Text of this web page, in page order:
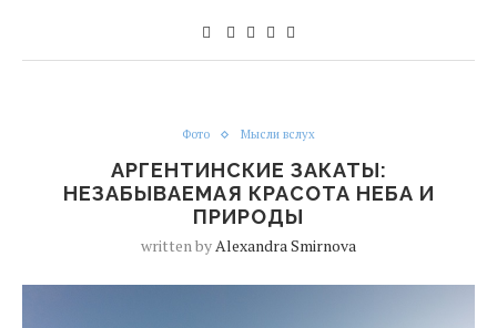
Фото Мысли вслух
АРГЕНТИНСКИЕ ЗАКАТЫ:
НЕЗАБЫВАЕМАЯ КРАСОТА НЕБА И
ПРИРОДЫ
written byAlexandra Smirnova